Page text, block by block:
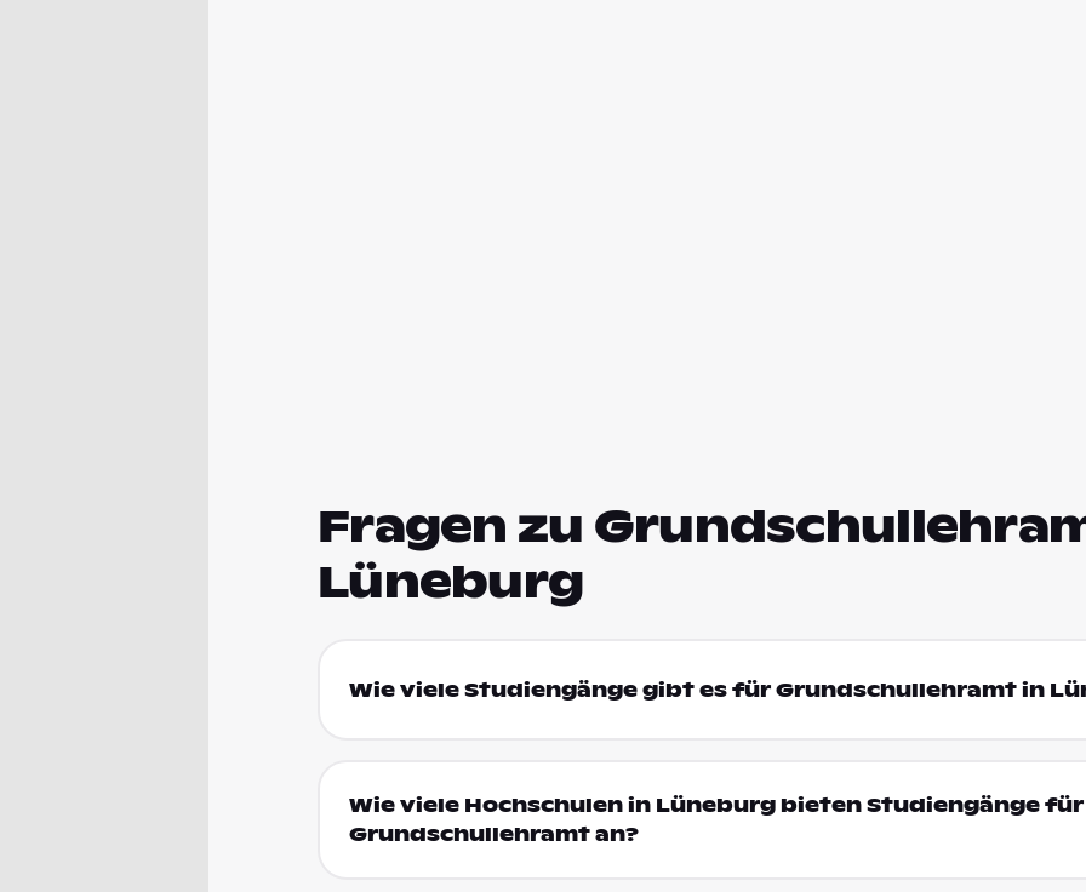
Fragen zu
Lüneburg
Wie viele Studiengänge gibt es für Grundschullehramt in
Wie viele Hochschulen in Lüneburg bieten Studiengänge für
Grundschullehramt an?